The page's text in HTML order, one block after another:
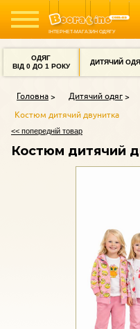
ІНТЕРНЕТ-МАГАЗИН ОДЯГУ
ОДЯГ
ВІД 0 ДО 1 РОКУ
ДИТЯЧИЙ
Головна Дитячий одяг
Костюм дитячий двунитка
<< попередній товар
Костюм дитячий